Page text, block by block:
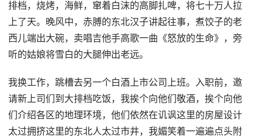
排档，烧烤，海鲜，窜着白沫的高脚扎啤，将七十万人拉
上了天。晚风中，赤膊的东北汉子讲起往事，煮饺子的老
西儿端出大碗，卖唱吉他手高歌一曲《怒放的生命》，旁
听的姑娘将雪白的大腿伸出老远。
我换工作，跳槽去另一个白酒上市公司上班。入职前，邀
请新上司们到大排档吃饭，我挨个向他们敬酒，挨个向他
们介绍各区的地理环境，他们依然在讥讽这里的房屋设计
太过拥挤这里的东北人太过市井，我媚笑着一遍遍点头附